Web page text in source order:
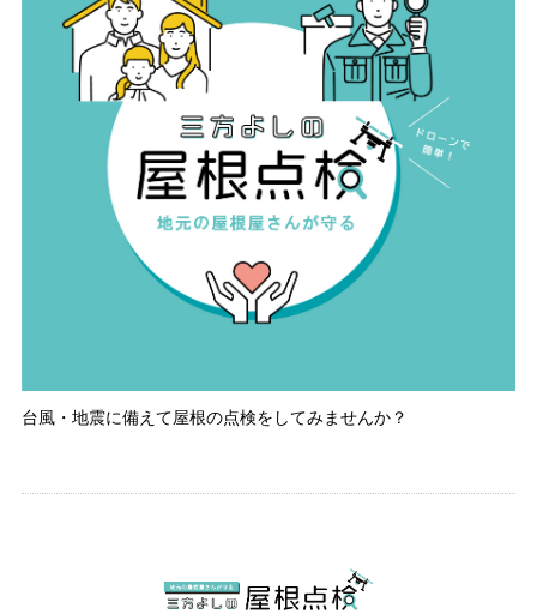
台風・地震に備えて屋根の点検をしてみませんか？